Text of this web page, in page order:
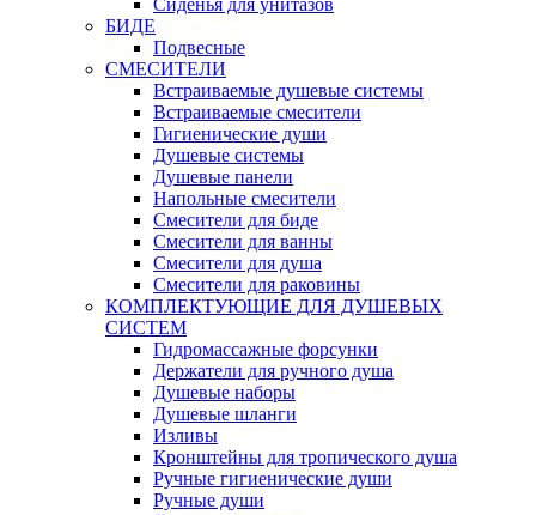
Сиденья для унитазов
БИДЕ
Подвесные
СМЕСИТЕЛИ
Встраиваемые душевые системы
Встраиваемые смесители
Гигиенические души
Душевые системы
Душевые панели
Напольные смесители
Смесители для биде
Смесители для ванны
Смесители для душа
Смесители для раковины
КОМПЛЕКТУЮЩИЕ ДЛЯ ДУШЕВЫХ
СИСТЕМ
Гидромассажные форсунки
Держатели для ручного душа
Душевые наборы
Душевые шланги
Изливы
Кронштейны для тропического душа
Ручные гигиенические души
Ручные души